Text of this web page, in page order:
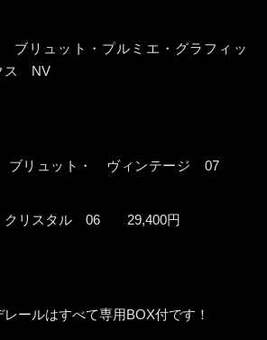
ブリュット・プルミエ・グラフィッ
ス NV
ブリュット・ ヴィンテージ 07
クリスタル 06 29,400円
ールはすべて専用BOX付です！